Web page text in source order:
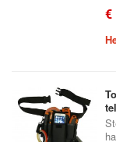
€